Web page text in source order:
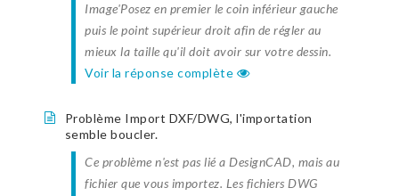
Image'Posez en premier le coin inférieur gauche
puis le point supérieur droit afin de régler au
mieux la taille qu'il doit avoir sur votre dessin.
Voir la réponse complète
Problème Import DXF/DWG, l'importation
semble boucler.
Ce problème n'est pas lié a DesignCAD, mais au
fichier que vous importez. Les fichiers DWG